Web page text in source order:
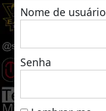
Nome de usuário
Senha